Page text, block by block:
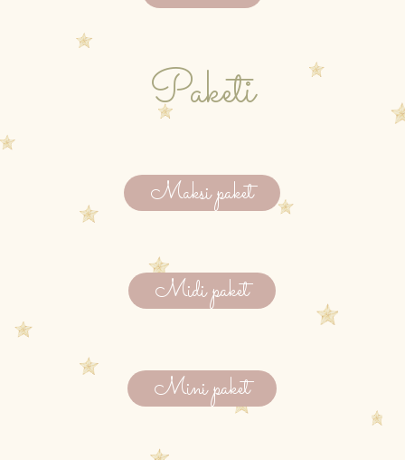
Paketi
Maksi paket
Midi paket
Mini paket